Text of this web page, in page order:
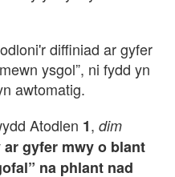
diffiniad ar gyfer
ysgol”, ni fydd yn
awtomatig.
Atodlen 1, dim
gyfer mwy o blant
na phlant nad